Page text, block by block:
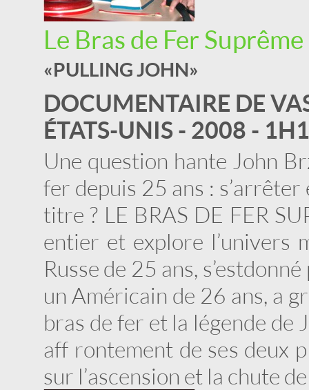
Le Bras de Fer Suprême
« PULLING JOHN »
DOCUMENTAIRE DE
ÉTATS-UNIS - 2008 -
Une question hante John
fer depuis 25 ans :
titre ? LE BRAS DE FER
entier et explore l’univers
Russe de 25 ans, s’est
un Américain de 26 ans, a
bras de fer et la légende de
aff rontement de ses deux
sur l’ascension et la chute